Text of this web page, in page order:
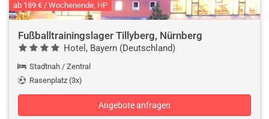
ab 189 € / Wochenende, HP
Fußballtrainingslager Tillyberg, Nürnberg
Hotel, Bayern (Deutschland)
Stadtnah / Zentral
Rasenplatz (3x)
Angebote anfragen